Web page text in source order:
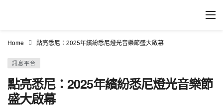
Home 點亮悉尼：2025年繽紛悉尼燈光音樂節盛大啟幕
訊息平台
點亮悉尼：2025年繽紛悉尼燈光音樂節
盛大啟幕